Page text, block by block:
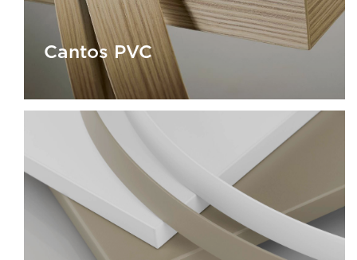
Cantos PVC
Cantos PVC